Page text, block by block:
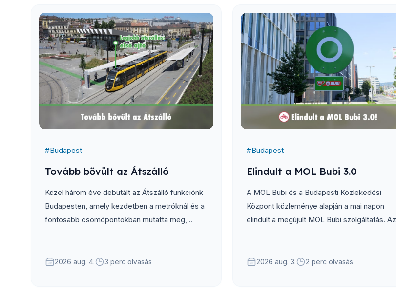
#Budapest
Tovább bővült az Átszálló
Közel három éve debütált az Átszálló funkciónk
Budapesten, amely kezdetben a metróknál és a
fontosabb csomópontokban mutatta meg,
2026 aug. 4. 3 perc olvasás
#Budapest
Elindult a MOL Bubi 3.0
A MOL Bubi és a Budapesti Közlekedési
Központ közleménye alapján a mai napon
elindult a megújult MOL Bubi szolgáltatás. Az
tesztelte a rendszert.
2026 aug. 3. 2 perc olvasás